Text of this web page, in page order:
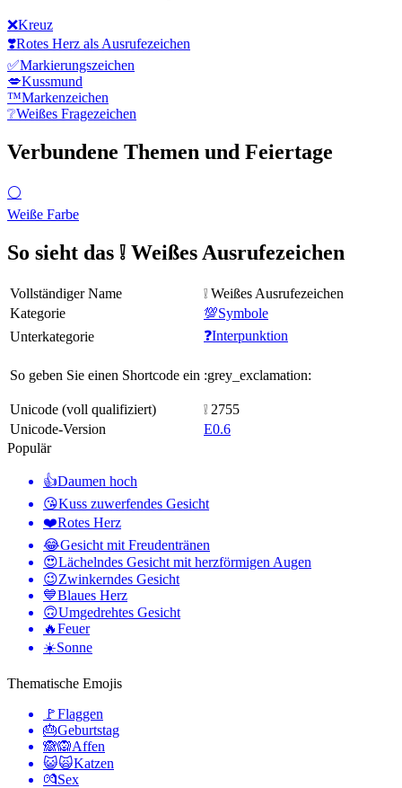
❌Kreuz
❣️Rotes Herz als Ausrufezeichen
✅Markierungszeichen
💋Kussmund
™️Markenzeichen
❔Weißes Fragezeichen
Verbundene Themen und Feiertage
⚪
Weiße Farbe
So sieht das ❕ Weißes Ausrufezeichen
Vollständiger Name
❕ Weißes Ausrufezeichen
Kategorie
💯Symbole
Unterkategorie
❓Interpunktion
So geben Sie einen Shortcode ein :grey_exclamation:
Unicode (voll qualifiziert)
❕ 2755
Unicode-Version
E0.6
Populär
👍Daumen hoch
😘Kuss zuwerfendes Gesicht
❤️Rotes Herz
😂Gesicht mit Freudentränen
😍Lächelndes Gesicht mit herzförmigen Augen
😉Zwinkerndes Gesicht
💙Blaues Herz
🙃Umgedrehtes Gesicht
🔥Feuer
☀️Sonne
Thematische Emojis
🚩Flaggen
🎂Geburtstag
🙈🙉Affen
😺🙀Katzen
💏Sex